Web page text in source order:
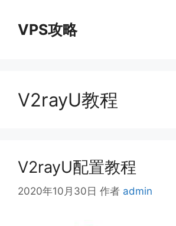
VPS攻略
V2rayU教程
V2rayU配置教程
2020年10月30日 作者 admin